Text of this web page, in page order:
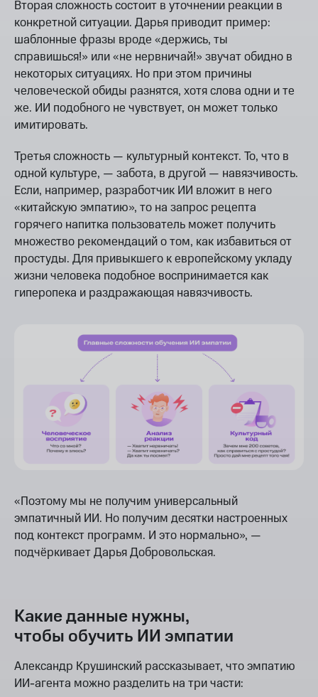
Вторая сложность состоит в уточнении реакции в
конкретной ситуации. Дарья приводит пример:
шаблонные фразы вроде «держись, ты
справишься!» или «не нервничай!» звучат обидно в
некоторых ситуациях. Но при этом причины
человеческой обиды разнятся, хотя слова одни и те
же. ИИ подобного не чувствует, он может только
имитировать.
Третья сложность — культурный контекст. То, что в
одной культуре, — забота, в другой — навязчивость.
Если, например, разработчик ИИ вложит в него
«китайскую эмпатию», то на запрос рецепта
горячего напитка пользователь может получить
множество рекомендаций о том, как избавиться от
простуды. Для привыкшего к европейскому укладу
жизни человека подобное воспринимается как
гиперопека и раздражающая навязчивость.
«Поэтому мы не получим универсальный
эмпатичный ИИ. Но получим десятки настроенных
под контекст программ. И это нормально», —
подчёркивает Дарья Добровольская.
Какие данные нужны,
чтобы обучить ИИ эмпатии
Александр Крушинский рассказывает, что эмпатию
ИИ-агента можно разделить на три части: